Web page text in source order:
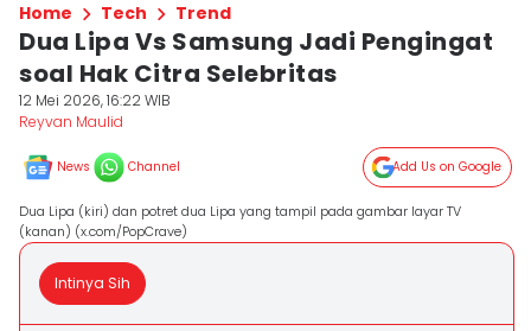
Home Tech Trend
Dua Lipa Vs Samsung Jadi Pengingat
soal Hak Citra Selebritas
12 Mei 2026, 16:22 WIB
Reyvan Maulid
News Channel Add Us on Google
Dua Lipa (kiri) dan potret dua Lipa yang tampil pada gambar layar TV
(kanan) (x.com/PopCrave)
Intinya Sih